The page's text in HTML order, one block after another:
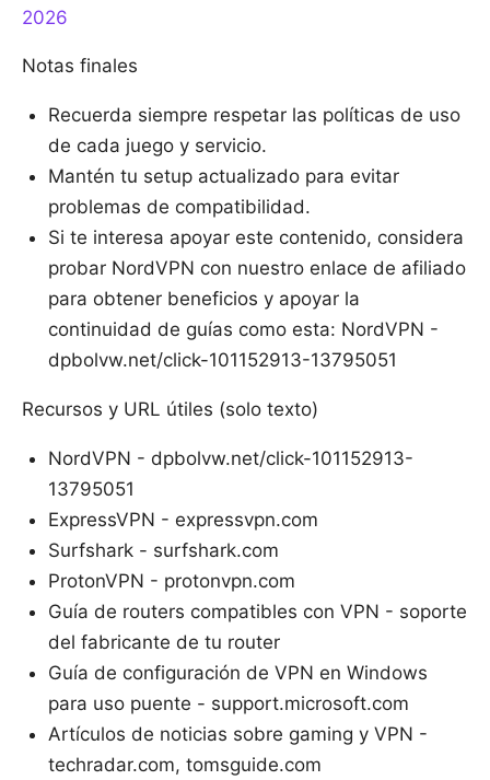
2026
Notas finales
Recuerda siempre respetar las políticas de uso
de cada juego y servicio.
Mantén tu setup actualizado para evitar
problemas de compatibilidad.
Si te interesa apoyar este contenido, considera
probar NordVPN con nuestro enlace de afiliado
para obtener beneficios y apoyar la
continuidad de guías como esta: NordVPN -
dpbolvw.net/click-101152913-13795051
Recursos y URL útiles (solo texto)
NordVPN - dpbolvw.net/click-101152913-
13795051
ExpressVPN - expressvpn.com
Surfshark - surfshark.com
ProtonVPN - protonvpn.com
Guía de routers compatibles con VPN - soporte
del fabricante de tu router
Guía de configuración de VPN en Windows
para uso puente - support.microsoft.com
Artículos de noticias sobre gaming y VPN -
techradar.com, tomsguide.com